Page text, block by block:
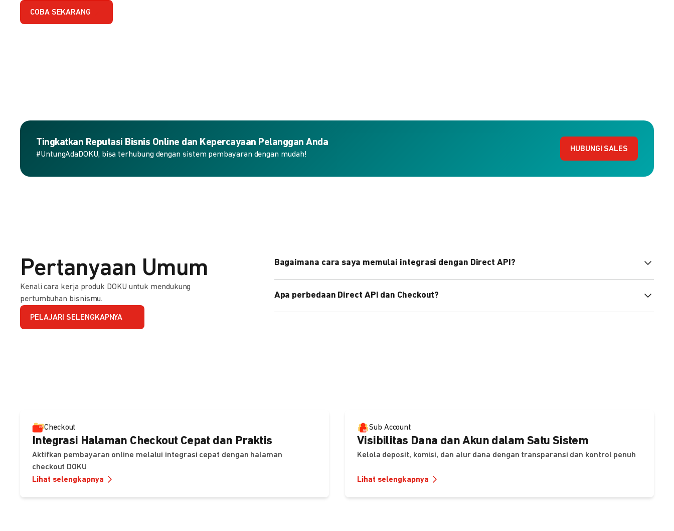
COBA SEKARANG
Tingkatkan Reputasi Bisnis Online dan Kepercayaan Pelanggan Anda
#UntungAdaDOKU, bisa terhubung dengan sistem pembayaran dengan mudah!
HUBUNGI SALES
Pertanyaan Umum
Kenali cara kerja produk DOKU untuk mendukung
pertumbuhan bisnismu.
PELAJARI SELENGKAPNYA
Bagaimana cara saya memulai integrasi dengan Direct API?
Pelajari selengkapnyadi sini.
Apa perbedaan Direct API dan Checkout?
Checkout
Integrasi Halaman Checkout Cepat dan Praktis
Aktifkan pembayaran online melalui integrasi cepat dengan halaman
checkout DOKU
Lihat selengkapnya
Sub Account
Visibilitas Dana dan Akun dalam Satu Sistem
Kelola deposit, komisi, dan alur dana dengan transparansi dan kontrol penuh
Lihat selengkapnya